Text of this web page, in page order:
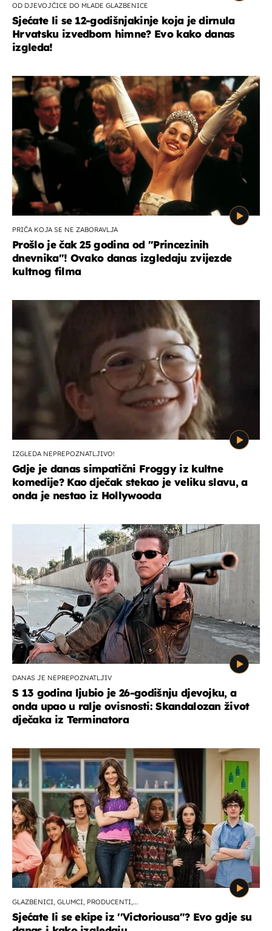
OD DJEVOJČICE DO MLADE GLAZBENICE
Sjećate li se 12-godišnjakinje koja je dirnula
Hrvatsku izvedbom himne? Evo kako danas
izgleda!
PRIČA KOJA SE NE ZABORAVLJA
Prošlo je čak 25 godina od ''Princezinih
dnevnika''! Ovako danas izgledaju zvijezde
kultnog filma
IZGLEDA NEPREPOZNATLJIVO!
Gdje je danas simpatični Froggy iz kultne
komedije? Kao dječak stekao je veliku slavu, a
onda je nestao iz Hollywooda
DANAS JE NEPREPOZNATLJIV
S 13 godina ljubio je 26-godišnju djevojku, a
onda upao u ralje ovisnosti: Skandalozan život
dječaka iz Terminatora
GLAZBENICI, GLUMCI, PRODUCENTI,...
Sjećate li se ekipe iz ''Victoriousa''? Evo gdje su